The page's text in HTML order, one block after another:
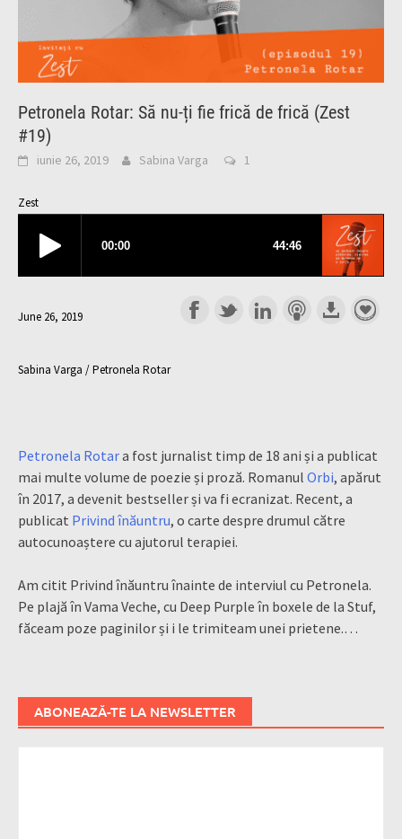
Petronela Rotar: Să nu-ți fie frică de frică (Zest
#19)
iunie 26, 2019 Sabina Varga 1
Zest
June 26, 2019
Sabina Varga / Petronela Rotar
Petronela Rotara fost jurnalist timp de 18 ani și a publicat
mai multe volume de poezie și proză. Romanul Orbi, apărut
în 2017, a devenit bestseller și va fi ecranizat. Recent, a
publicat Privind înăuntru, o carte despre drumul către
autocunoaștere cu ajutorul terapiei.
Am citit Privind înăuntru înainte de interviul cu Petronela.
Pe plajă în Vama Veche, cu Deep Purple în boxele de la Stuf,
făceam poze paginilor și i le trimiteam unei prietene.…
ABONEAZĂ-TE LA NEWSLETTER